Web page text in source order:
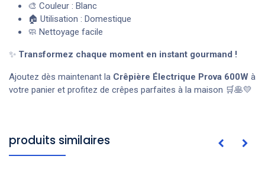
🎨 Couleur : Blanc
🏠 Utilisation : Domestique
🧼 Nettoyage facile
✨ Transformez chaque moment en instant gourmand !
Ajoutez dès maintenant la Crêpière Électrique Prova 600W à
votre panier et profitez de crêpes parfaites à la maison 🛒🥞💛
produits similaires